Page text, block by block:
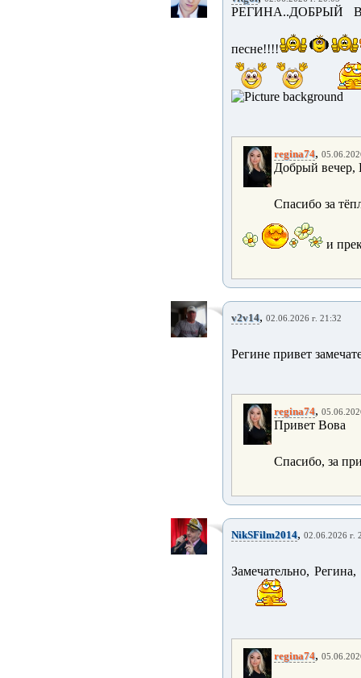
РЕГИНА..ДОБРЫЙ
песне!!!!
regina74,
Добрый вечер,
Спасибо за
и
v2v14, 02.06.2026 г. 21:32
Регине привет
regina74,
Привет Вова
Спасибо, за
NikSFilm2014, 02.06.2026 г.
Замечательно,
regina74,